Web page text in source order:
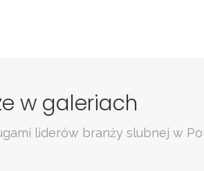
w galeriach
liderów branży slubnej w